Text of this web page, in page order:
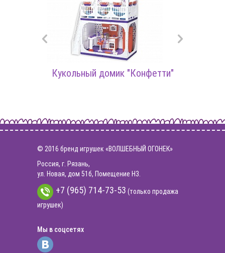
Кукольный домик "Конфетти"
© 2016 бренд игрушек «ВОЛШЕБНЫЙ ОГОНЕК»
Россия, г. Рязань,
ул. Новая, дом 51б, Помещение Н3.
+7 (965) 714-73-53 (только продажа
игрушек)
Мы в соцсетях